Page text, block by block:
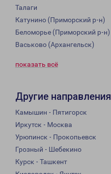
Талаги
Катунино (Приморский р-н)
Беломорье (Приморский р-н)
Васьково (Архангельск)
показать всё
Другие направления
Камышин - Пятигорск
Иркутск - Москва
Урюпинск - Прокопьевск
Грозный - Шебекино
Курск - Ташкент